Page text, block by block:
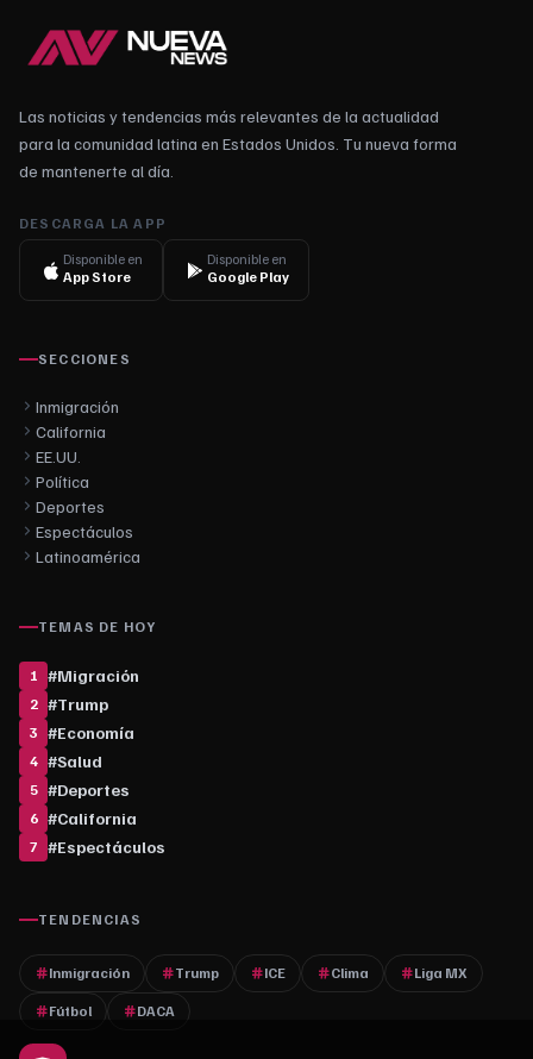
Las noticias y tendencias más relevantes de la actualidad
para la comunidad latina en Estados Unidos. Tu nueva forma
de mantenerte al día.
DESCARGA LA APP
Disponible en
App Store
Disponible en
Google Play
SECCIONES
Inmigración
California
EE.UU.
Política
Deportes
Espectáculos
Latinoamérica
TEMAS DE HOY
1 #Migración
2 #Trump
3 #Economía
4 #Salud
5 #Deportes
6 #California
7 #Espectáculos
TENDENCIAS
Inmigración Trump ICE Clima Liga MX
Fútbol DACA